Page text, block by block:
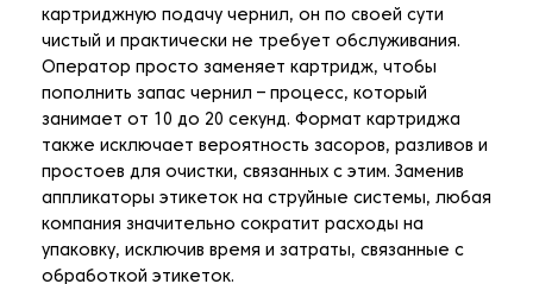
картриджную подачу чернил, он по своей сути
чистый и практически не требует обслуживания.
Оператор просто заменяет картридж, чтобы
пополнить запас чернил – процесс, который
занимает от 10 до 20 секунд. Формат картриджа
также исключает вероятность засоров, разливов и
простоев для очистки, связанных с этим. Заменив
аппликаторы этикеток на струйные системы, любая
компания значительно сократит расходы на
упаковку, исключив время и затраты, связанные с
обработкой этикеток.